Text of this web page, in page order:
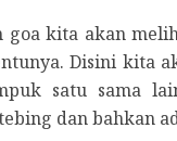
goa kita akan
Disini kita
satu sama
dan bahkan